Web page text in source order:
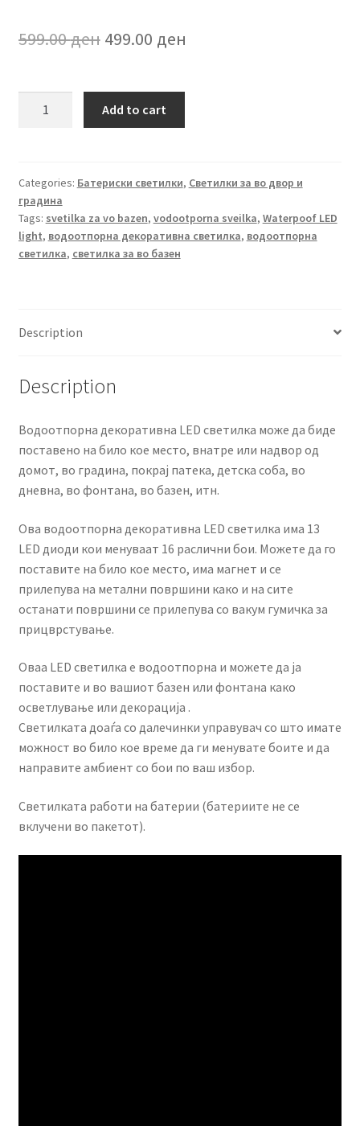
599.00ден Original
was:
599.00 ден.
499.00 ден
quantity
Add to cart
Categories: Батериски светилки, Светилки за во двор и
градина
Tags: svetilka za vo bazen, vodootporna sveilka, Waterpoof LED
light, водоотпорна декоративна светилка, водоотпорна
светилка, светилка за во базен
Description
Description
Водоотпорна декоративна LED светилка може да биде
поставено на било кое место, внатре или надвор од
домот, во градина, покрај патека, детска соба, во
дневна, во фонтана, во базен, итн.
Ова водоотпорна декоративна LED светилка има 13
LED диоди кои менуваат 16 раслични бои. Можете да го
поставите на било кое место, има магнет и се
прилепува на метални површини како и на сите
останати површини се прилепува со вакум гумичка за
прицврстување.
Оваа LED светилка е водоотпорна и можете да ја
поставите и во вашиот базен или фонтана како
осветлување или декорација .
Светилката доаѓа со далечинки управувач со што имате
можност во било кое време да ги менувате боите и да
направите амбиент со бои по ваш избор.
Светилката работи на батерии (батериите не се
вклучени во пакетот).